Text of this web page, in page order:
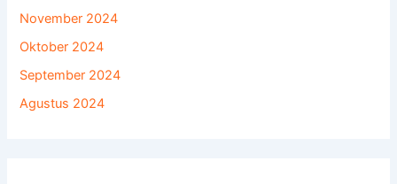
November 2024
Oktober 2024
September 2024
Agustus 2024